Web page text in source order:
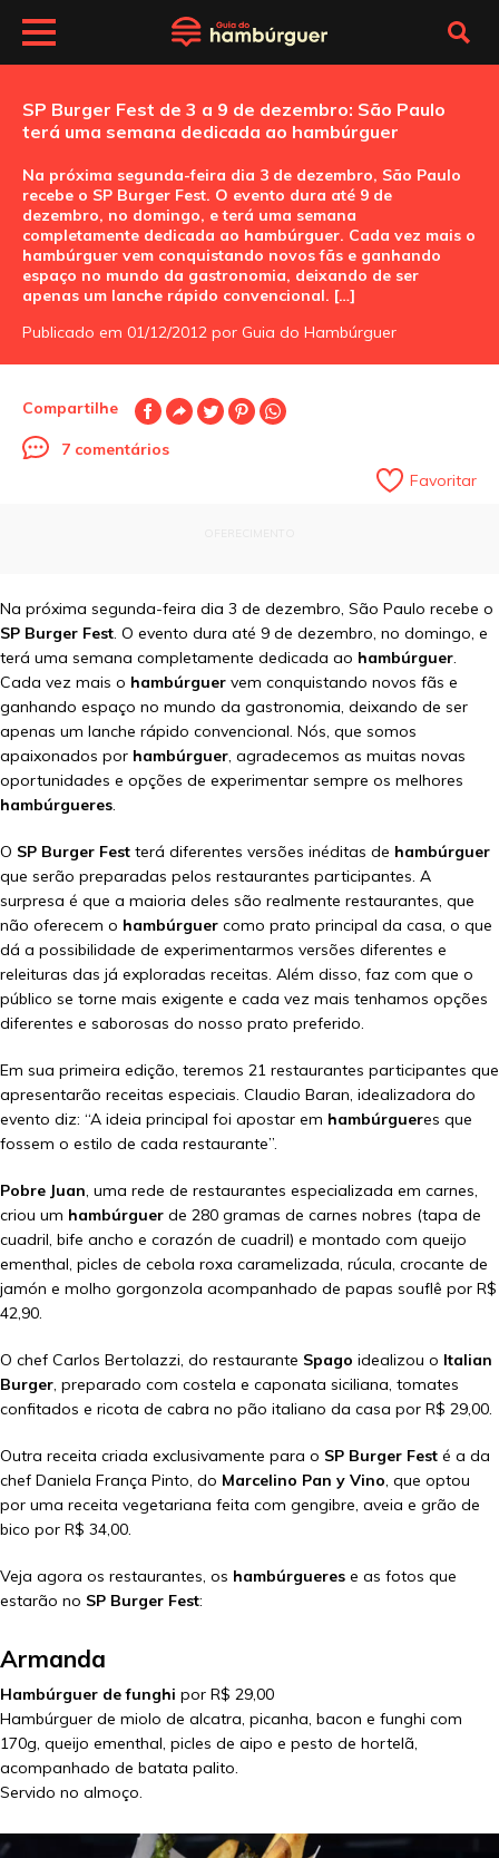
SP Burger Fest de 3 a 9 de dezembro: São Paulo
terá uma semana dedicada ao hambúrguer
Na próxima segunda-feira dia 3 de dezembro, São Paulo
recebe o SP Burger Fest. O evento dura até 9 de
dezembro, no domingo, e terá uma semana
completamente dedicada ao hambúrguer. Cada vez mais o
hambúrguer vem conquistando novos fãs e ganhando
espaço no mundo da gastronomia, deixando de ser
apenas um lanche rápido convencional. […]
Publicado em 01/12/2012 por Guia do Hambúrguer
Compartilhe
7 comentários
Favoritar
Na próxima segunda-feira dia 3 de dezembro, São Paulo recebe o
SP Burger Fest. O evento dura até 9 de dezembro, no domingo, e
terá uma semana completamente dedicada ao hambúrguer.
Cada vez mais o hambúrguer vem conquistando novos fãs e
ganhando espaço no mundo da gastronomia, deixando de ser
apenas um lanche rápido convencional. Nós, que somos
apaixonados por hambúrguer, agradecemos as muitas novas
oportunidades e opções de experimentar sempre os melhores
hambúrgueres.
O SP Burger Fest terá diferentes versões inéditas de hambúrguer
que serão preparadas pelos restaurantes participantes. A
surpresa é que a maioria deles são realmente restaurantes, que
não oferecem o hambúrguer como prato principal da casa, o que
dá a possibilidade de experimentarmos versões diferentes e
releituras das já exploradas receitas. Além disso, faz com que o
público se torne mais exigente e cada vez mais tenhamos opções
diferentes e saborosas do nosso prato preferido.
Em sua primeira edição, teremos 21 restaurantes participantes que
apresentarão receitas especiais. Claudio Baran, idealizadora do
evento diz: “A ideia principal foi apostar em hambúrgueres que
fossem o estilo de cada restaurante”.
Pobre Juan, uma rede de restaurantes especializada em carnes,
criou um hambúrguer de 280 gramas de carnes nobres (tapa de
cuadril, bife ancho e corazón de cuadril) e montado com queijo
ementhal, picles de cebola roxa caramelizada, rúcula, crocante de
jamón e molho gorgonzola acompanhado de papas souflê por R$
42,90.
O chef Carlos Bertolazzi, do restaurante Spago idealizou o Italian
Burger, preparado com costela e caponata siciliana, tomates
confitados e ricota de cabra no pão italiano da casa por R$ 29,00.
Outra receita criada exclusivamente para o SP Burger Fest é a da
chef Daniela França Pinto, do Marcelino Pan y Vino, que optou
por uma receita vegetariana feita com gengibre, aveia e grão de
bico por R$ 34,00.
Veja agora os restaurantes, os hambúrgueres e as fotos que
estarão no SP Burger Fest:
Armanda
Hambúrguer de funghi por R$ 29,00
Hambúrguer de miolo de alcatra, picanha, bacon e funghi com
170g, queijo ementhal, picles de aipo e pesto de hortelã,
acompanhado de batata palito.
Servido no almoço.